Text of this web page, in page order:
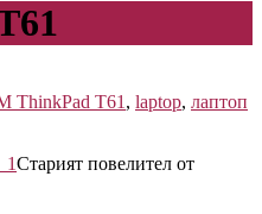
ThinkPad T61 , laptop, лаптоп
Старият повелител от